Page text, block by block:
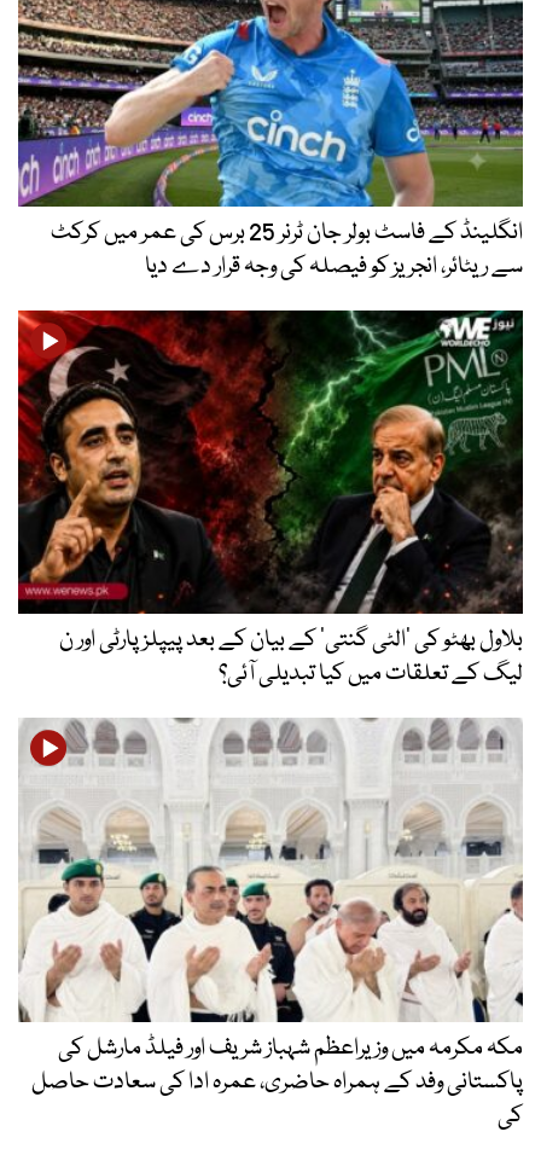
انگلینڈ کے فاسٹ بولر جان ٹرنر 25 برس کی عمر میں کرکٹ
سے ریٹائر، انجریز کو فیصلہ کی وجہ قرار دے دیا
بلاول بھٹو کی ’الٹی گنتی‘ کے بیان کے بعد پیپلز پارٹی اور ن
لیگ کے تعلقات میں کیا تبدیلی آئی؟
مکہ مکرمہ میں وزیراعظم شہباز شریف اور فیلڈ مارشل کی
پاکستانی وفد کے ہمراہ حاضری، عمرہ ادا کی سعادت حاصل
کی